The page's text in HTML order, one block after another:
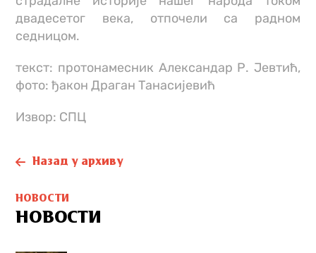
двадесетог века, отпочели са радном
седницом.
текст: протонамесник Александар Р. Јевтић,
фото: ђакон Драган Танасијевић
Извор: СПЦ
Назад у архиву
НОВОСТИ
НОВОСТИ